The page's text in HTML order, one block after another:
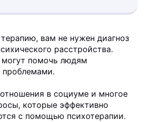
вам не нужен диагноз
расстройства.
могут помочь людям
в социуме и многое
которые эффективно
с помощью психотерапии.